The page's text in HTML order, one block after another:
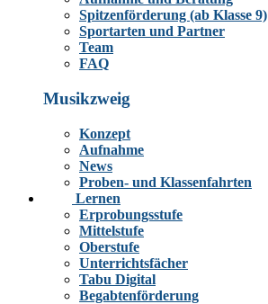
Spitzenförderung (ab Klasse 9)
Sportarten und Partner
Team
FAQ
Musikzweig
Konzept
Aufnahme
News
Proben- und Klassenfahrten
Lernen
Erprobungsstufe
Mittelstufe
Oberstufe
Unterrichtsfächer
Tabu Digital
Begabtenförderung